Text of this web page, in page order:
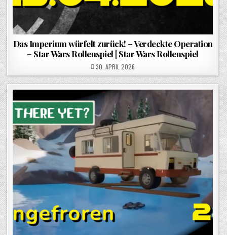
Das Imperium würfelt zurück! – Verdeckte Operation
– Star Wars Rollenspiel | Star Wars Rollenspiel
POSTED ON
30. APRIL 2026